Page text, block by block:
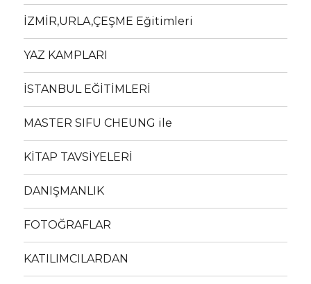
İZMİR,URLA,ÇEŞME Eğitimleri
YAZ KAMPLARI
İSTANBUL EĞİTİMLERİ
MASTER SIFU CHEUNG ile
KİTAP TAVSİYELERİ
DANIŞMANLIK
FOTOĞRAFLAR
KATILIMCILARDAN